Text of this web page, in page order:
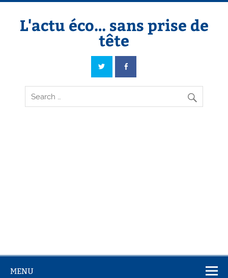
Skip
contentL'actu éco… sans prise de
tête
L'actu éco… sans prise de tête
MENU